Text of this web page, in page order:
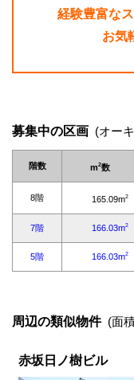
経験豊富な
お気
募集中の区画 (オー
周辺の類似物件 (面